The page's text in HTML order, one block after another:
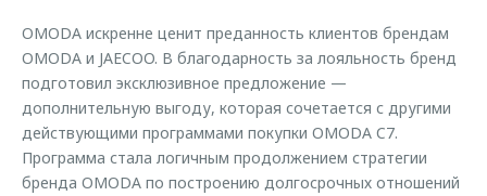
OMODA искренне ценит преданность клиентов брендам
OMODA и JAECOO. В благодарность за лояльность бренд
подготовил эксклюзивное предложение —
дополнительную выгоду, которая сочетается с другими
действующими программами покупки OMODA C7.
Программа стала логичным продолжением стратегии
бренда OMODA по построению долгосрочных отношений